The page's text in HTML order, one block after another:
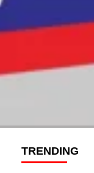
TRENDING